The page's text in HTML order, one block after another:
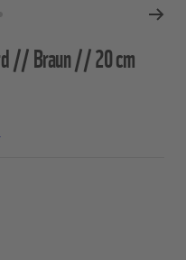
Slide// Braun // 20 cm